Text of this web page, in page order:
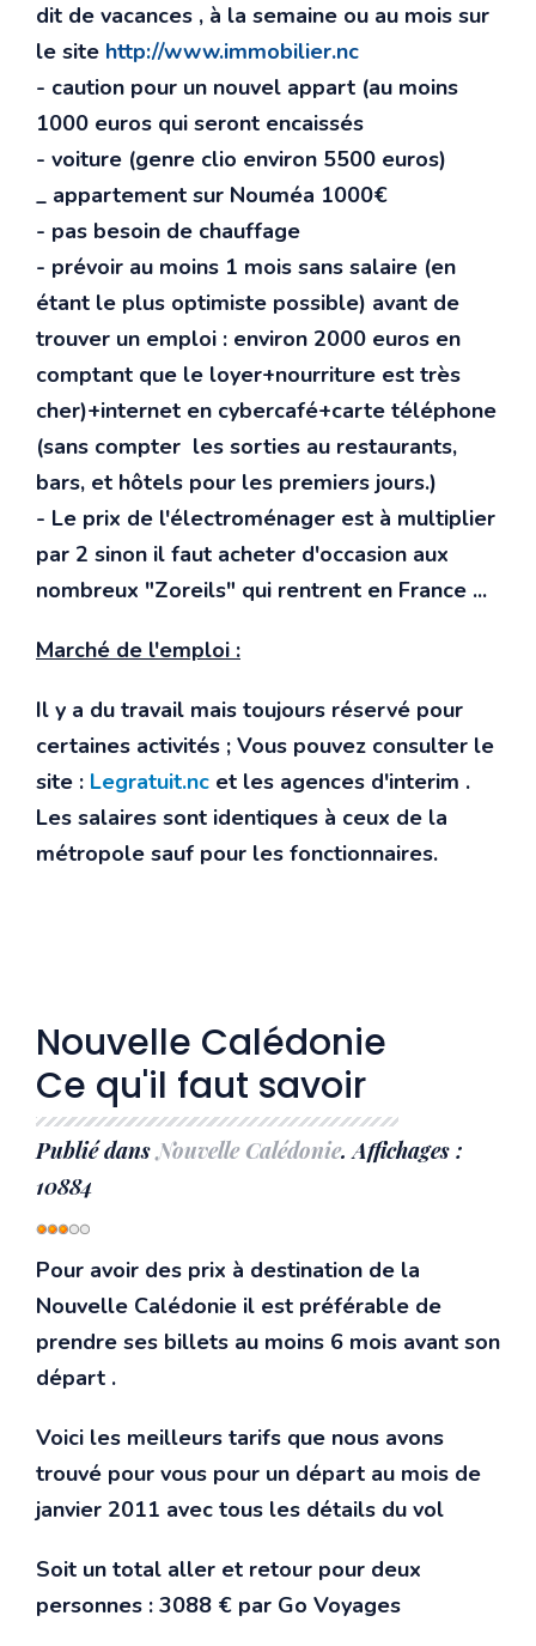
dit de vacances , à la semaine ou au mois sur
le site http://www.immobilier.nc
- caution pour un nouvel appart (au moins
1000 euros qui seront encaissés
- voiture (genre clio environ 5500 euros)
_ appartement sur Nouméa 1000€
- pas besoin de chauffage
- prévoir au moins 1 mois sans salaire (en
étant le plus optimiste possible) avant de
trouver un emploi : environ 2000 euros en
comptant que le loyer+nourriture est très
cher)+internet en cybercafé+carte téléphone
(sans compter les sorties au restaurants,
bars, et hôtels pour les premiers jours.)
- Le prix de l'électroménager est à multiplier
par 2 sinon il faut acheter d'occasion aux
nombreux "Zoreils" qui rentrent en France ...
Marché de l'emploi :
Il y a du travail mais toujours réservé pour
certaines activités ; Vous pouvez consulter le
site : Legratuit.nc et les agences d'interim .
Les salaires sont identiques à ceux de la
métropole sauf pour les fonctionnaires.
Nouvelle Calédonie
Ce qu'il faut savoir
Publié dansNouvelle Calédonie. Affichages :
10884
Vote
utilisateur:3/5
Pour avoir des prix à destination de la
Nouvelle Calédonie il est préférable de
prendre ses billets au moins 6 mois avant son
départ .
Voici les meilleurs tarifs que nous avons
trouvé pour vous pour un départ au mois de
janvier 2011 avec tous les détails du vol
Soit un total aller et retour pour deux
personnes : 3088 € par Go Voyages